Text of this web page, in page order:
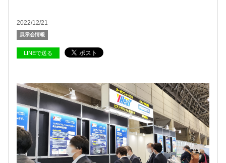
2022/12/21
展示会情報
LINEで送る